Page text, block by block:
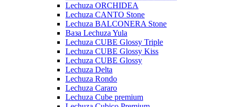
Lechuza ORCHIDEA
Lechuza CANTO Stone
Lechuza BALCONERA Stone
Ваза Lechuza Yula
Lechuza CUBE Glossy Triple
Lechuza CUBE Glossy Kiss
Lechuza CUBE Glossy
Lechuza Delta
Lechuza Rondo
Lechuza Cararo
Lechuza Cube premium